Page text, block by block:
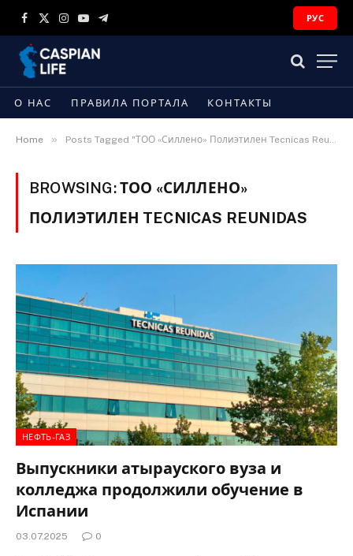
Facebook
X
Instagram
YouTubeTelegram
РУС
О НАС ПРАВИЛА ПОРТАЛА КОНТАКТЫ
Home » Posts Tagged "ТОО «Силлено» Полиэтилен Tecnicas Reunidas"
BROWSING:ТОО «СИЛЛЕНО»
ПОЛИЭТИЛЕН TECNICAS REUNIDAS
НЕФТЬ-ГАЗ
Выпускники атырауского вуза и
колледжа продолжили обучение в
Испании
03.07.2025 0